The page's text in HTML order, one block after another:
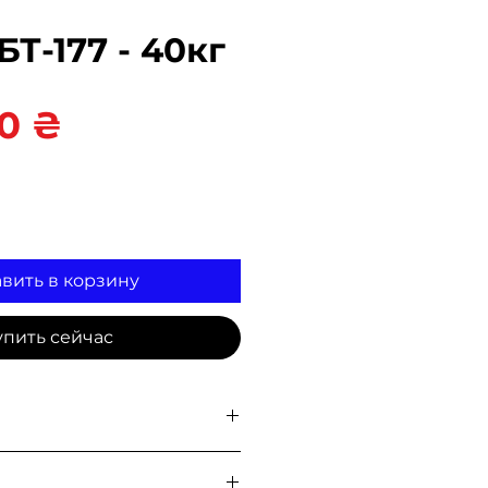
177 - 40кг
₴
в корзину
сейчас